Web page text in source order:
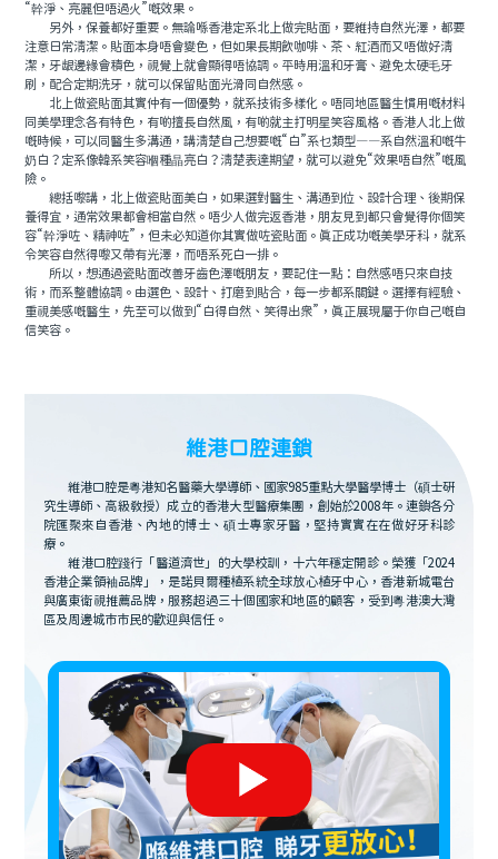
“幹淨、亮麗但唔過火”嘅效果。
另外，保養都好重要。無論喺香港定系北上做完貼面，要維持自然光澤，都要
注意日常清潔。貼面本身唔會變色，但如果長期飲咖啡、茶、紅酒而又唔做好清
潔，牙龈邊緣會積色，視覺上就會顯得唔協調。平時用溫和牙膏、避免太硬毛牙
刷，配合定期洗牙，就可以保留貼面光滑同自然感。
北上做瓷貼面其實仲有一個優勢，就系技術多樣化。唔同地區醫生慣用嘅材料
同美學理念各有特色，有啲擅長自然風，有啲就主打明星笑容風格。香港人北上做
嘅時候，可以同醫生多溝通，講清楚自己想要嘅“白”系乜類型——系自然溫和嘅牛
奶白？定系像韓系笑容嗰種晶亮白？清楚表達期望，就可以避免“效果唔自然”嘅風
險。
總括嚟講，北上做瓷貼面美白，如果選對醫生、溝通到位、設計合理、後期保
養得宜，通常效果都會相當自然。唔少人做完返香港，朋友見到都只會覺得你個笑
容“幹淨咗、精神咗”，但未必知道你其實做咗瓷貼面。真正成功嘅美學牙科，就系
令笑容自然得嚟又帶有光澤，而唔系死白一排。
所以，想通過瓷貼面改善牙齒色澤嘅朋友，要記住一點：自然感唔只來自技
術，而系整體協調。由選色、設計、打磨到貼合，每一步都系關鍵。選擇有經驗、
重視美感嘅醫生，先至可以做到“白得自然、笑得出衆”，真正展現屬于你自己嘅自
信笑容。
維港口腔連鎖
維港口腔是粵港知名醫藥大學導師、國家985重點大學醫學博士（碩士研
究生導師、高級教授）成立的香港大型醫療集團，創始於2008年。連鎖各分
院匯聚來自香港、內地的博士、碩士專家牙醫，堅持實實在在做好牙科診
療。
維港口腔踐行「醫道濟世」的大學校訓，十六年穩定開診。榮獲「2024
香港企業領袖品牌」，是諾貝爾種植系統全球放心植牙中心，香港新城電台
與廣東衛視推薦品牌，服務超過三十個國家和地區的顧客，受到粵港澳大灣
區及周邊城市市民的歡迎與信任。